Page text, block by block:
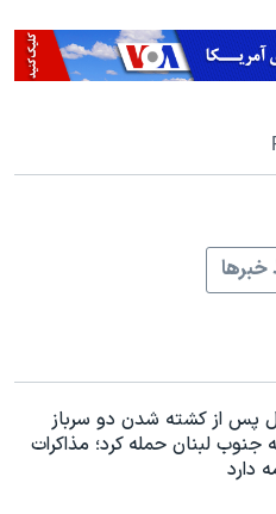
پس از کشته شدن دو سرباز
جنوب لبنان حمله کرد؛ مذاکرات
دارد